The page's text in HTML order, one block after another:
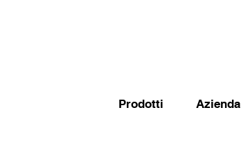
Prodotti Azienda